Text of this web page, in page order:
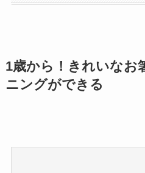
1歳から！きれいなお
ニングができる